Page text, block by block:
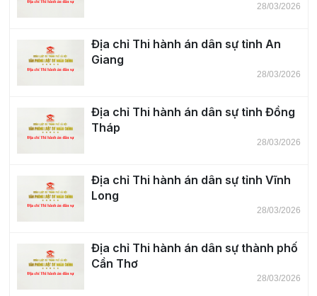
28/03/2026
Địa chỉ Thi hành án dân sự tỉnh An
Giang
28/03/2026
Địa chỉ Thi hành án dân sự tỉnh Đồng
Tháp
28/03/2026
Địa chỉ Thi hành án dân sự tỉnh Vĩnh
Long
28/03/2026
Địa chỉ Thi hành án dân sự thành phố
Cần Thơ
28/03/2026